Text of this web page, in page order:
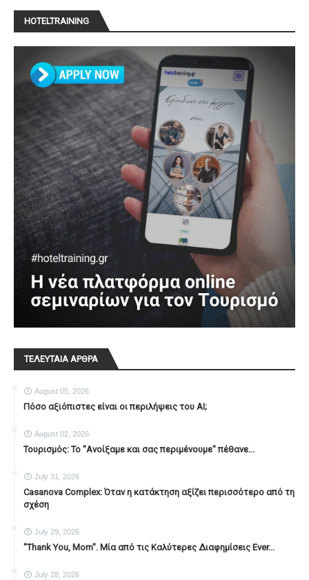
HOTELTRAINING
ΤΕΛΕΥΤΑΙΑ ΑΡΘΡΑ
August 05, 2026
Πόσο αξιόπιστες είναι οι περιλήψεις του ΑΙ;
August 02, 2026
Τουρισμός: Το "Ανοίξαμε και σας περιμένουμε" πέθανε...
July 31, 2026
Casanova Complex: Όταν η κατάκτηση αξίζει περισσότερο από τη
σχέση
July 29, 2026
"Thank You, Mοm". Μία από τις Καλύτερες Διαφημίσεις Ever...
July 28, 2026